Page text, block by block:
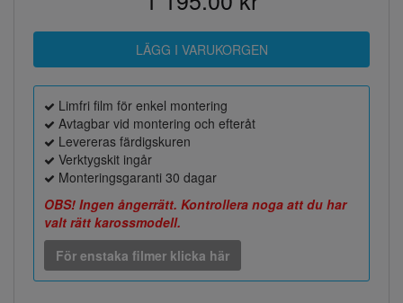
Limfri film för enkel montering
Avtagbar vid montering och efteråt
Levereras färdigskuren
Verktygskit ingår
Monteringsgaranti 30 dagar
OBS! Ingen ångerrätt. Kontrollera noga att du har
valt rätt karossmodell.
För enstaka filmer klicka här